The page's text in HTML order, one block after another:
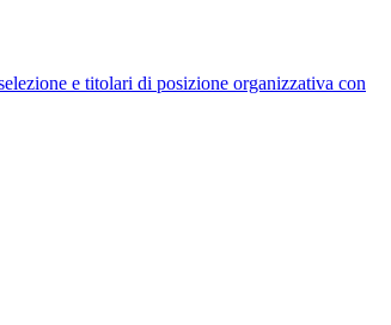
e titolari di posizione organizzativa con